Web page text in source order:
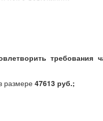
требования
размере 47613 руб.;